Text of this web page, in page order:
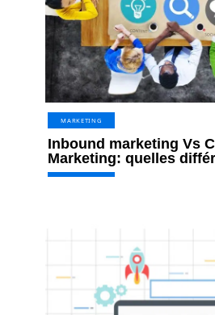
MARKETING
Inbound marketing Vs
Marketing: quelles